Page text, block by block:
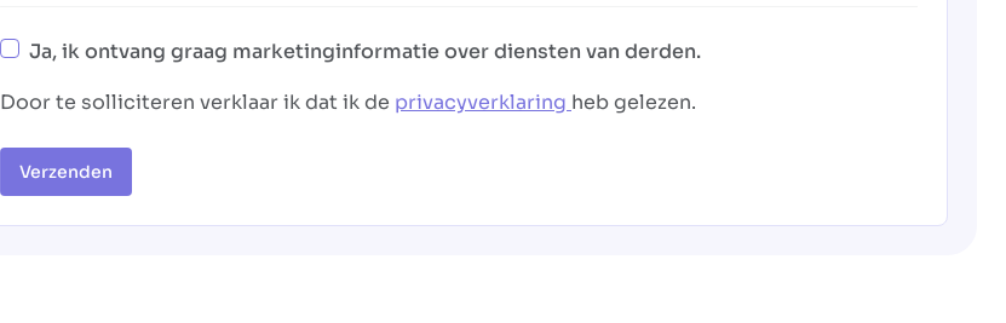
Ja, ik ontvang graag marketinginformatie over diensten van derden.
Door te solliciteren verklaar ik dat ik de privacyverklaring heb gelezen.
Verzenden